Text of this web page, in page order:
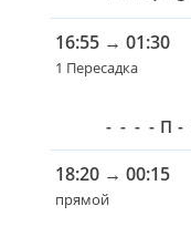
16:55 → 01:30
1 Пересадка
- - - - П -
18:20 → 00:15
прямой